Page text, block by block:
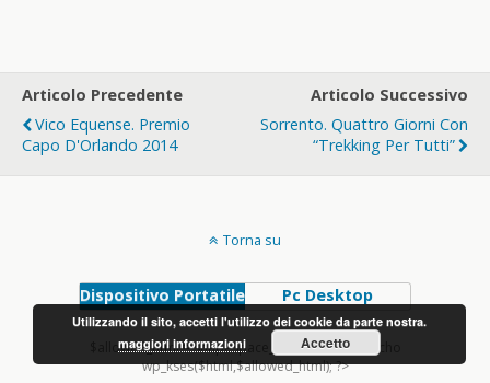
Articolo Precedente
Vico Equense. Premio
Capo D'Orlando 2014
Articolo Successivo
Sorrento. Quattro Giorni Con
“Trekking Per Tutti”
Torna su
Dispositivo Portatile Pc Desktop
$allowed_html = shapeSpace_allowed_html(); echo
wp_kses($html,$allowed_html); ?>
Utilizzando il sito, accetti l'utilizzo dei cookie da parte nostra.
maggiori informazioni
Accetto